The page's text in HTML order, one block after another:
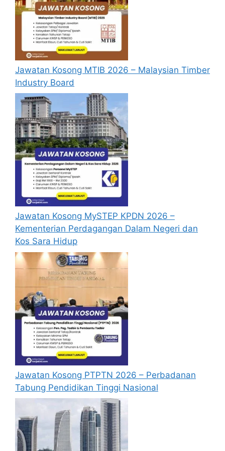
Test Engineer/ Staff Test Engineer
Test Engineer
Global Planning System & Standards 4
Global EHS System & Data Analyst
Production Test Technician
Manufacturing Integrator
Internal Auditor
Tax Analyst
Logistics Analyst
Sup.v 1 Logistics
Mgr. Test Engineering
Warehouse Solution Designer
Quality Engineer 3
Production Test Technician
Quality Technician
Factory Quality Manager
HR Support Representative
Baca Juga :Jawatan Kosong Kilang Jabil
Malaysia 2026
Syarat Lantikan
Calon hendaklah warganegara Malaysia
berusia tidak kurang daripada 18 tahun
pada tarikh tutup permohonan jawatan.
Berkelayakan dan melepasi syarat-syarat
pelantikan yang telah ditetapkan bagi
setiap Jawatan Kosong Lam RESEARCH
2026 yang hendak dipohon, Sila baca
pada lampiran yang kami telah sediakan
seperti berikut.
Cara Mohon
Jawatan Kosong MTIB 2026 – Malaysian Timber
Industry Board
Jawatan Kosong MySTEP KPDN 2026 –
Kementerian Perdagangan Dalam Negeri dan
Kos Sara Hidup
Jawatan Kosong PTPTN 2026 – Perbadanan
Tabung Pendidikan Tinggi Nasional